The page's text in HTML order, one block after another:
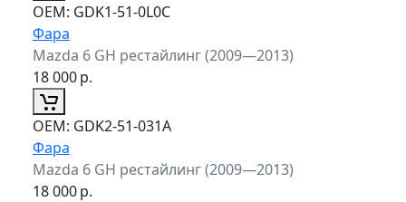
ОЕМ: GDK1-51-0L0C
Фара
Mazda 6 GH рестайлинг (2009—2013)
18 000р.
ОЕМ: GDK2-51-031A
Фара
Mazda 6 GH рестайлинг (2009—2013)
18 000р.